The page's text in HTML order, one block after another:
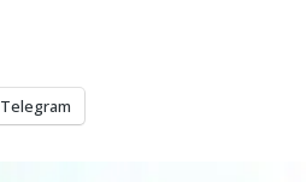
Telegram